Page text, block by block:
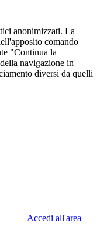
anonimizzati. La
comando
"Continua la
navigazione in
diversi da quelli
Accedi all'area